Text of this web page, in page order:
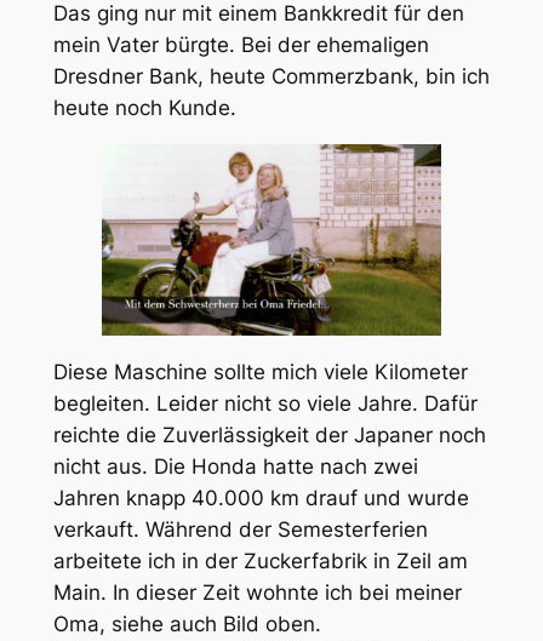
Das ging nur mit einem Bankkredit für den
mein Vater bürgte. Bei der ehemaligen
Dresdner Bank, heute Commerzbank, bin ich
heute noch Kunde.
Diese Maschine sollte mich viele Kilometer
begleiten. Leider nicht so viele Jahre. Dafür
reichte die Zuverlässigkeit der Japaner noch
nicht aus. Die Honda hatte nach zwei
Jahren knapp 40.000 km drauf und wurde
verkauft. Während der Semesterferien
arbeitete ich in der Zuckerfabrik in Zeil am
Main. In dieser Zeit wohnte ich bei meiner
Oma, siehe auch Bild oben.